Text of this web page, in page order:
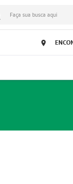
Faça sua busca aqui